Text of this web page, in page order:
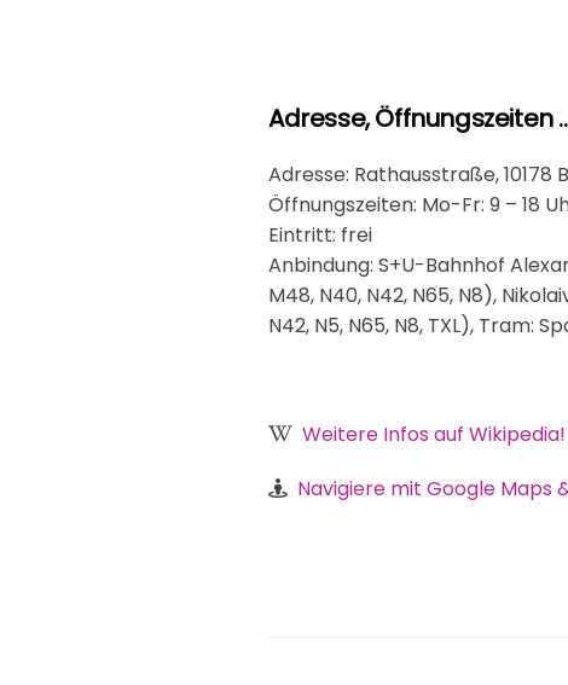
Adresse, Öffnungszeiten
Adresse: Rathausstraße, 10178
Öffnungszeiten: Mo-Fr: 9 – 18
Eintritt: frei
Anbindung: S+U-Bahnhof
M48, N40, N42, N65, N8),
N42, N5, N65, N8, TXL), Tram:
Weitere Infos auf Wikipedia!
Navigiere mit Google Maps